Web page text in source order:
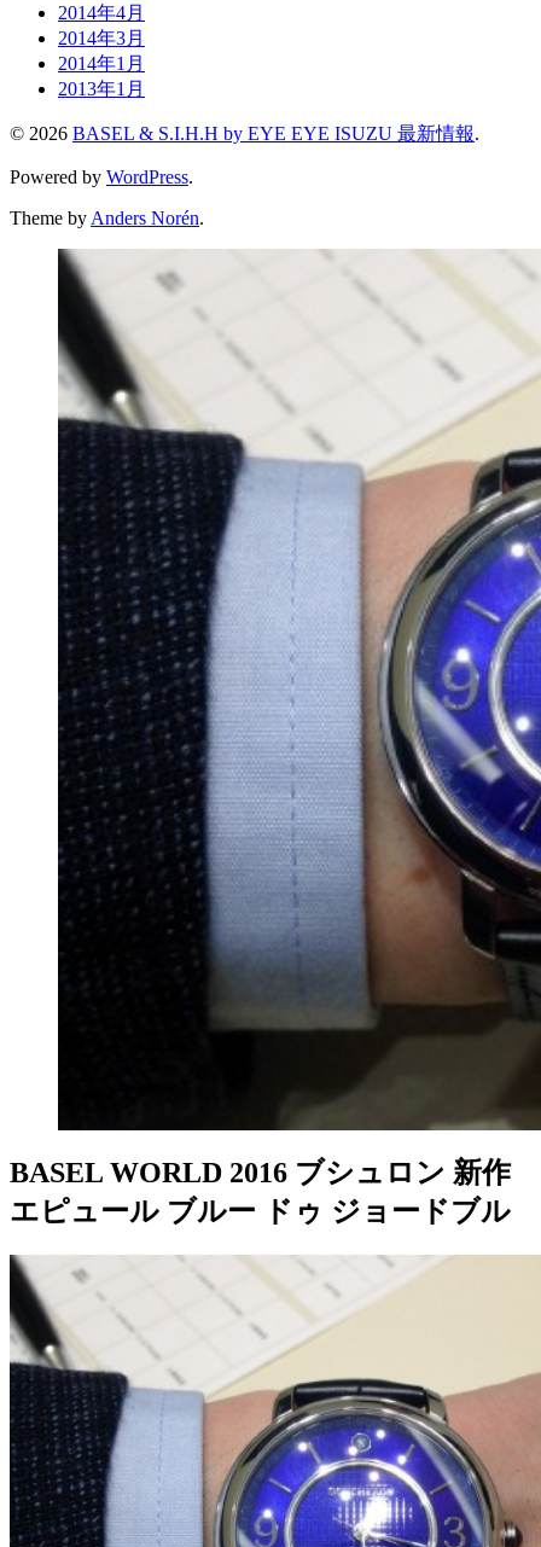
2014年4月
2014年3月
2014年1月
2013年1月
© 2026 BASEL & S.I.H.H by EYE EYE ISUZU 最新情報.
Powered by WordPress.
Theme by Anders Norén.
BASEL WORLD 2016 ブシュロン 新作
エピュール ブルー ドゥ ジョードブル